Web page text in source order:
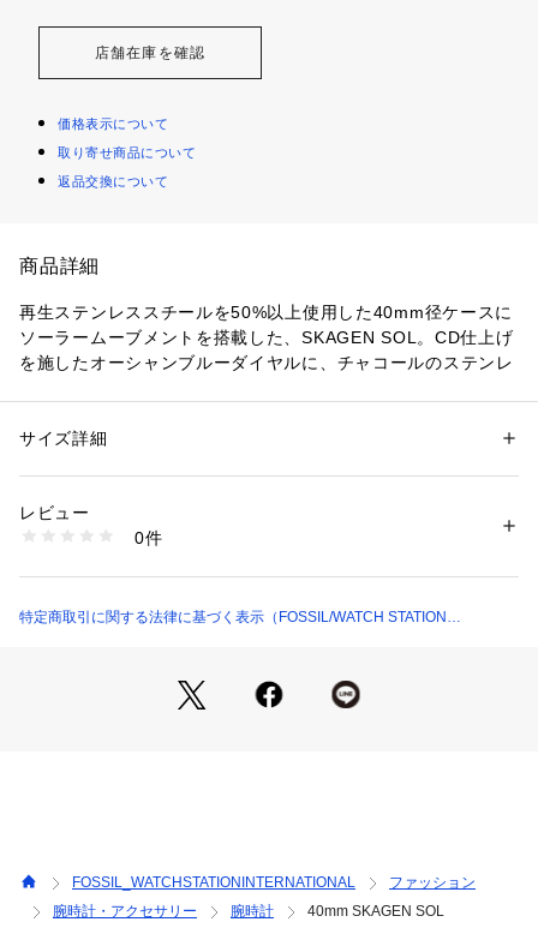
店舗在庫を確認
価格表示について
取り寄せ商品について
返品交換について
商品詳細
再生ステンレススチールを50%以上使用した40mm径ケースに
ソーラームーブメントを搭載した、SKAGEN SOL。CD仕上げ
を施したオーシャンブルーダイヤルに、チャコールのステンレ
コレクション名：SKAGEN SOL
カテゴリー：時計（ウォッチ）
デンマークで創業したSKAGENは、機能性と洗練された現代の
れた商品を開発し、グローバルなライフ スタイルブランドへ
と革新を続けています。
※【充電式でないクオーツ製品の場合】お買い上げいただきま
した時計にセットされている電池は、機能や性能に問題がない
性別：メンズ
素材：再生ステンレススチール50%以上 / ステンレススチールメッシュ
商品番号：
SKW6792 （ショップ）
サイズ詳細
レビュー
0件
特定商取引に関する法律に基づく表示（FOSSIL/WATCH STATION
FOSSIL_WATCHSTATIONINTERNATIONAL
ファッション
腕時計・アクセサリー
腕時計 40mm SKAGEN SOL